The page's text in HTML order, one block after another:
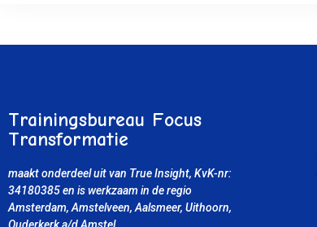
Trainingsbureau Focus
Transformatie
maakt onderdeel uit van True Insight, KvK-nr:
34180385en is werkzaam in de regio
Amsterdam, Amstelveen, Aalsmeer, Uithoorn,